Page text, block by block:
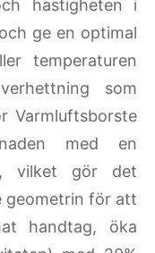
hastigheten i
ge en optimal
temperaturen
som
Varmluftsborste
med en
vilket gör det
geometrin för att
handtag, öka